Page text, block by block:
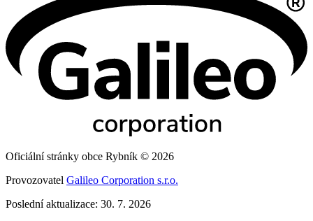
Oficiální stránky obce Rybník © 2026
Provozovatel Galileo Corporation s.r.o.
Poslední aktualizace: 30. 7. 2026